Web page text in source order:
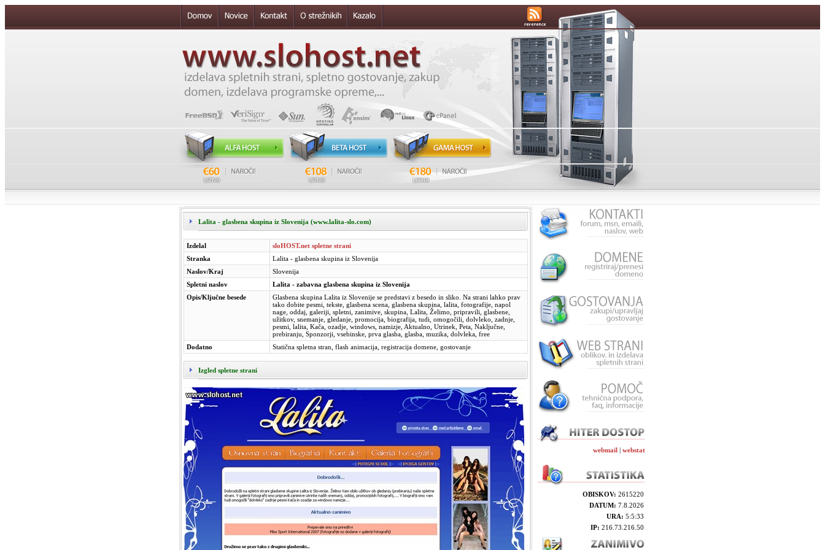
Lalita - glasbena skupina iz Slovenija (www.lalita-slo.com)
Izdelal
sloHOST.net spletne strani
Stranka
Lalita - glasbena skupina iz Slovenija
Naslov/Kraj
Slovenija
Spletni naslov
Lalita - zabavna glasbena skupina iz Slovenija
Opis/Ključne besede
Glasbena skupina Lalita iz Slovenije se predstavi z besedo in sliko. Na strani lahko prav
tako dobite pesmi, tekste, glasbena scena, glasbena skupina, lalita, fotografije, napol
nage, oddaj, galeriji, spletni, zanimive, skupina, Lalita, Želimo, pripravili, glasbene,
užitkov, snemanje, gledanje, promocija, biografija, tudi, omogočili, dolvleko, zadnje,
pesmi, lalita, Kača, ozadje, windows, namizje, Aktualno, Utrinek, Peta, Naključne,
prebiranju, Sponzorji, vsebinske, prva glasba, glasba, muzika, dolvleka, free
Dodatno
Statična spletna stran, flash animacija, registracija domene, gostovanje
Izgled spletne strani
webmail | webstat
OBISKOV: 2615220
DATUM: 7.8.2026
URA: 5:5:33
IP: 216.73.216.50